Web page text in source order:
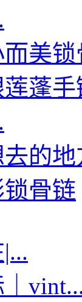
美锁
蓬手
的地
骨链